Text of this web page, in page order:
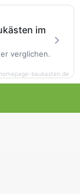
im
verglichen.
baukasten.de